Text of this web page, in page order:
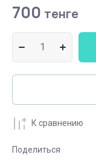
700 тенге
К сравнению
Поделиться